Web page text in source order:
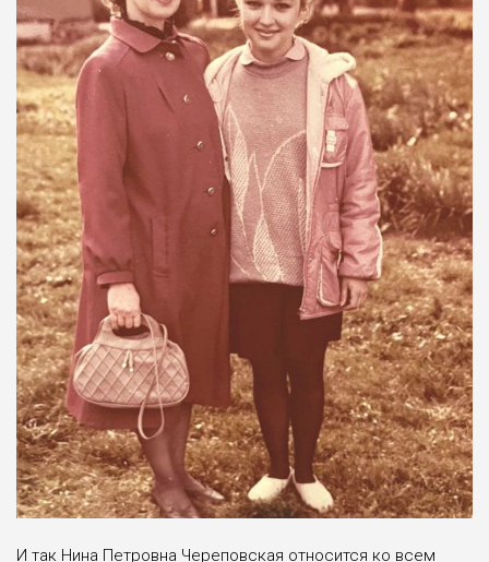
И так Нина Петровна Череповская относится ко всем